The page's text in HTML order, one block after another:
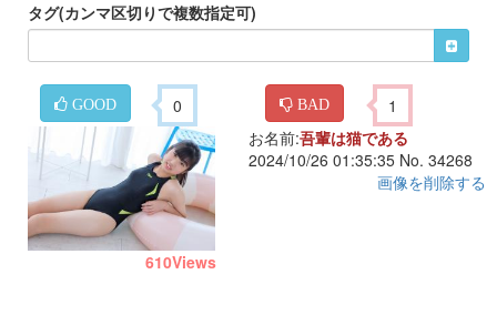
タグ(カンマ区切りで複数指定可)
GOOD 0 BAD 1
610Views
お名前:吾輩は猫である
2024/10/26 01:35:35 No. 34268
画像を削除する